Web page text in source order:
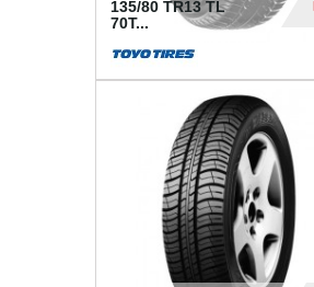
135/80 TR13 TL
70T...